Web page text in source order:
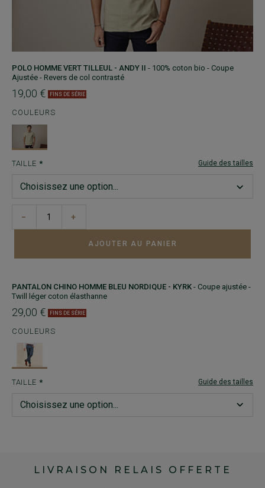
POLO HOMME VERT TILLEUL - ANDY II - 100% coton bio - Coupe
Ajustée - Revers de col contrasté
19,00 € FINS DE SÉRIE
COULEURS
TAILLE Guide des tailles
− +
AJOUTER AU PANIER
PANTALON CHINO HOMME BLEU NORDIQUE - KYRK - Coupe ajustée -
Twill léger coton élasthanne
29,00 € FINS DE SÉRIE
COULEURS
TAILLE Guide des tailles
LIVRAISON RELAIS OFFERTE